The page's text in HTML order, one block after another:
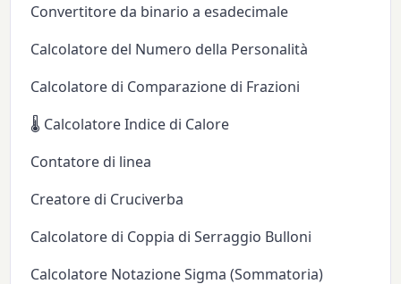
Convertitore da binario a esadecimale
Calcolatore del Numero della Personalità
Calcolatore di Comparazione di Frazioni
🌡️ Calcolatore Indice di Calore
Contatore di linea
Creatore di Cruciverba
Calcolatore di Coppia di Serraggio Bulloni
Calcolatore Notazione Sigma (Sommatoria)